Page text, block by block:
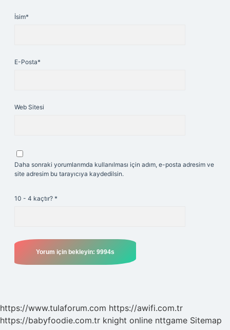
İsim*
E-Posta*
Web Sitesi
Daha sonraki yorumlarımda kullanılması için adım, e-posta adresim ve
site adresim bu tarayıcıya kaydedilsin.
10 - 4 kaçtır? *
https://www.tulaforum.com https://awifi.com.tr
https://babyfoodie.com.tr knight online nttgame Sitemap